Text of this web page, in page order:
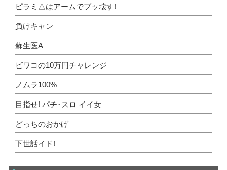
ピラミ△はアームでブッ壊す!
負けキャン
蘇生医A
ビワコの10万円チャレンジ
ノムラ100%
目指せ! パチ･スロ イイ女
どっちのおかげ
下世話イド!